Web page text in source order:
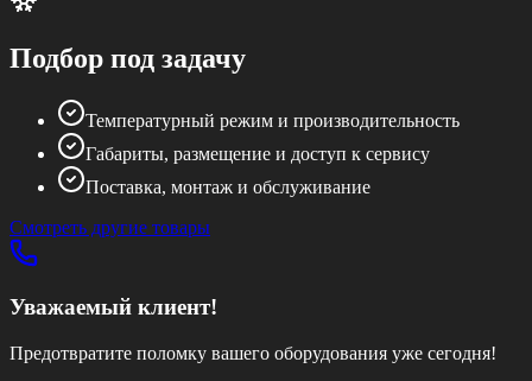
Подбор под задачу
Температурный режим и производительность
Габариты, размещение и доступ к сервису
Поставка, монтаж и обслуживание
Смотреть другие товары
Уважаемый клиент!
Предотвратите поломку вашего оборудования уже сегодня!